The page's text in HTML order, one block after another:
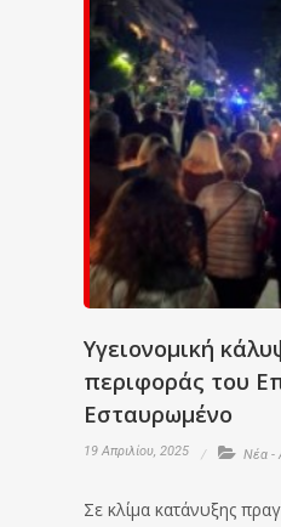
Υγειονομική
περιφοράς του
Εσταυρωμένο
19 Απριλίου, 2025 Νέα -
Σε κλίμα κατάνυξης